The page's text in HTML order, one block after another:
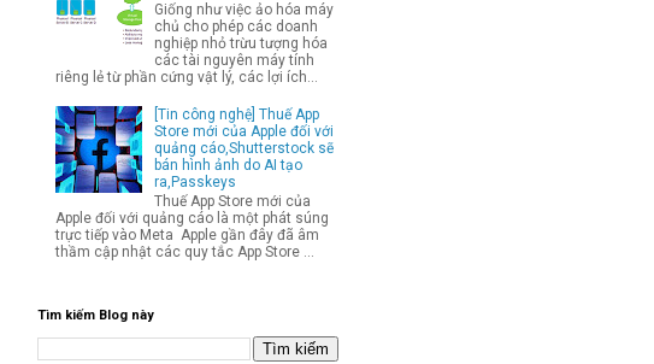
Giống như việc ảo hóa máy
chủ cho phép các doanh
nghiệp nhỏ trừu tượng hóa
các tài nguyên máy tính
riêng lẻ từ phần cứng vật lý, các lợi ích...
[Tin công nghệ] Thuế App
Store mới của Apple đối với
quảng cáo,Shutterstock sẽ
bán hình ảnh do AI tạo
ra,Passkeys
Thuế App Store mới của
Apple đối với quảng cáo là một phát súng
trực tiếp vào Meta Apple gần đây đã âm
thầm cập nhật các quy tắc App Store ...
Tìm kiếm Blog này